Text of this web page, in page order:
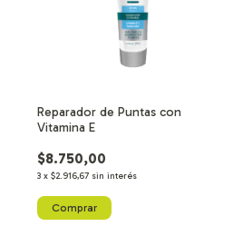
Reparador de Puntas con
Vitamina E
$8.750,00
3 x $2.916,67 sin interés